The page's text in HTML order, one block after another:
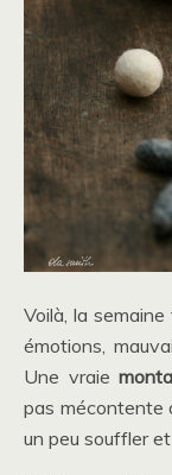
Voilà, la
émotions,
Une vraie
pas mécontente
un peu souffler